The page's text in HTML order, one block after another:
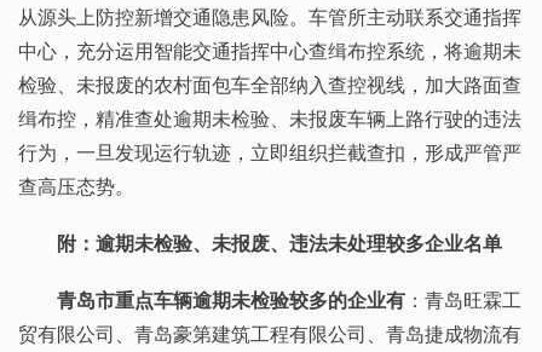
从源头上防控新增交通隐患风险。车管所主动联系交通指挥
中心，充分运用智能交通指挥中心查缉布控系统，将逾期未
检验、未报废的农村面包车全部纳入查控视线，加大路面查
缉布控，精准查处逾期未检验、未报废车辆上路行驶的违法
行为，一旦发现运行轨迹，立即组织拦截查扣，形成严管严
查高压态势。
附：逾期未检验、未报废、违法未处理较多企业名单
青岛市重点车辆逾期未检验较多的企业有 ：青岛旺霖工
贸有限公司、青岛豪第建筑工程有限公司、青岛捷成物流有